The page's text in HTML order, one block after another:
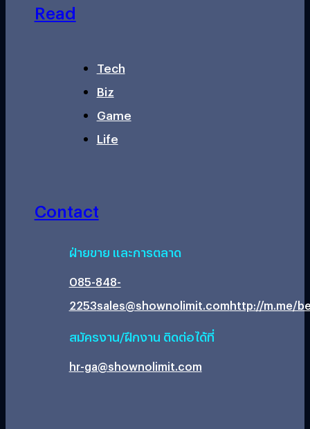
Read
Tech
Biz
Game
Life
Contact
ฝ่ายขาย และการตลาด
085-848-
2253sales@shownolimit.comhttp://m.me/
สมัครงาน/ฝึกงาน ติดต่อได้ที่
hr-ga@shownolimit.com